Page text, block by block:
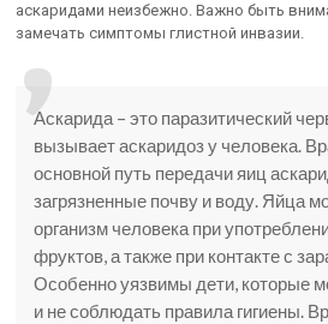
аскаридами неизбежно. Важно быть
замечать симптомы глистной инвазии.
Аскарида – это паразитический
вызывает аскаридоз у человека.
основной путь передачи яиц
загрязненные почву и воду. Яйца
организм человека при
фруктов, а также при контакте с
Особенно уязвимы дети, которые
и не соблюдать правила гигиены.